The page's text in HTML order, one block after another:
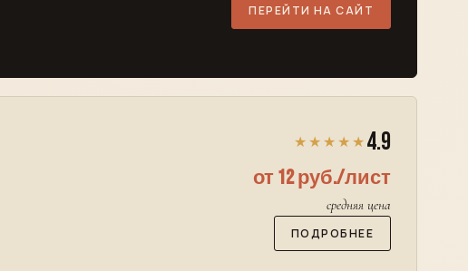
ПЕРЕЙТИ НА САЙТ
★★★★★ 4.9
от 12 руб./лист
средняя цена
ПОДРОБНЕЕ